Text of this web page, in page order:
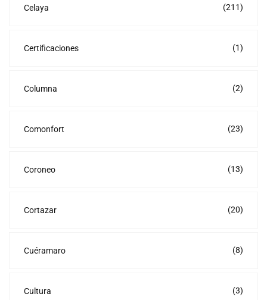
Celaya (211)
Certificaciones (1)
Columna (2)
Comonfort (23)
Coroneo (13)
Cortazar (20)
Cuéramaro (8)
Cultura (3)